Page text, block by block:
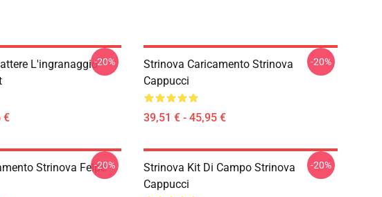
L'ingranaggio
€
-20%
Strinova Caricamento Strinova
Cappucci
39,51 € - 45,95 €
-20%
Strinova Felpe
-20%
Strinova Kit Di Campo Strinova
Cappucci
-20%